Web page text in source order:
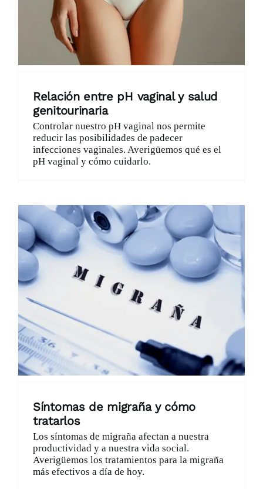
Relación entre pH vaginal y salud
genitourinaria
Controlar nuestro pH vaginal nos permite
reducir las posibilidades de padecer
infecciones vaginales. Averigüemos qué es el
pH vaginal y cómo cuidarlo.
Síntomas de migraña y cómo
tratarlos
Los síntomas de migraña afectan a nuestra
productividad y a nuestra vida social.
Averigüemos los tratamientos para la migraña
más efectivos a día de hoy.